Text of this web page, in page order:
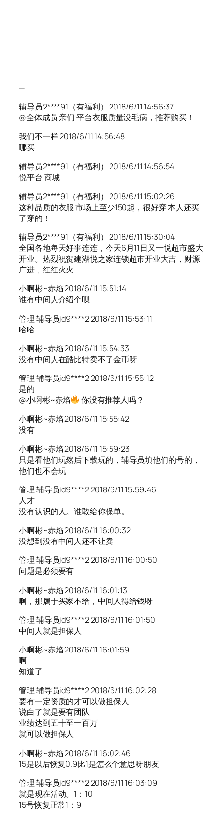
—
辅导员2****91（有福利） 2018/6/11 14:56:37
@全体成员 亲们 平台衣服质量没毛病，推荐购买！
我们不一样 2018/6/11 14:56:48
哪买
辅导员2****91（有福利） 2018/6/11 14:56:54
悦平台 商城
辅导员2****91（有福利） 2018/6/11 15:02:26
这种品质的衣服 市场上至少150起，很好穿 本人还买
了穿的！
辅导员2****91（有福利） 2018/6/11 15:30:04
全国各地每天好事连连，今天6月11日又一悦超市盛大
开业。热烈祝贺建湖悦之家连锁超市开业大吉，财源
广进，红红火火
小啊彬~赤焰 2018/6/11 15:51:14
谁有中间人介绍个呗
管理 辅导员id9****2 2018/6/11 15:53:11
哈哈
小啊彬~赤焰 2018/6/11 15:54:33
没有中间人在酷比特卖不了金币呀
管理 辅导员id9****2 2018/6/11 15:55:12
是的
@小啊彬~赤焰
你没有推荐人吗？
小啊彬~赤焰 2018/6/11 15:55:42
没有
小啊彬~赤焰 2018/6/11 15:59:23
只是看他们玩然后下载玩的，辅导员填他们的号的，
他们也不会玩
管理 辅导员id9****2 2018/6/11 15:59:46
人才
没有认识的人。谁敢给你保单。
小啊彬~赤焰 2018/6/11 16:00:32
没想到没有中间人还不让卖
管理 辅导员id9****2 2018/6/11 16:00:50
问题是必须要有
小啊彬~赤焰 2018/6/11 16:01:13
啊，那属于买家不给，中间人得给钱呀
管理 辅导员id9****2 2018/6/11 16:01:50
中间人就是担保人
小啊彬~赤焰 2018/6/11 16:01:59
啊
知道了
管理 辅导员id9****2 2018/6/11 16:02:28
要有一定资质的才可以做担保人
说白了就是要有团队
业绩达到五十至一百万
就可以做担保人
小啊彬~赤焰 2018/6/11 16:02:46
15是以后恢复0.9比1是怎么个意思呀朋友
管理 辅导员id9****2 2018/6/11 16:03:09
就是现在活动。1：10
15号恢复正常1：9